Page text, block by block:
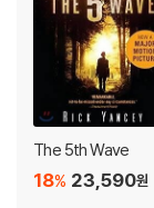
der, between life
"Wildly
ustin Cronin,
"A modern sci-fi
ilight "did for
The 5th Wave
23,590원
18%